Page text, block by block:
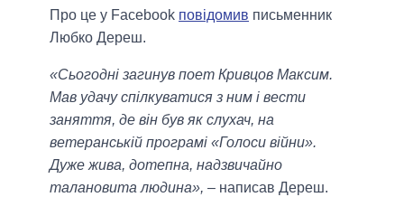
Про це у Facebook повідомив письменник
Любко Дереш.
«Сьогодні загинув поет Кривцов Максим.
Мав удачу спілкуватися з ним і вести
заняття, де він був як слухач, на
ветеранській програмі «Голоси війни».
Дуже жива, дотепна, надзвичайно
талановита людина», – написав Дереш.